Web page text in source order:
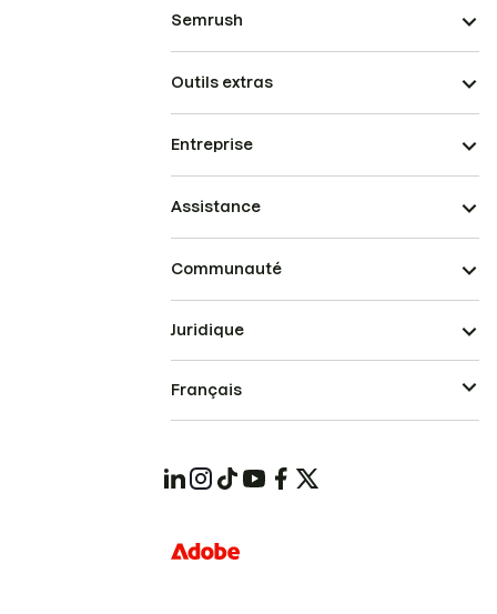
Semrush
Outils extras
Entreprise
Assistance
Communauté
Juridique
Français